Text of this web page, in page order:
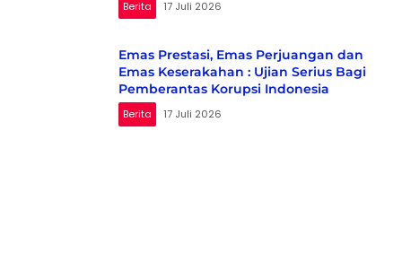
Berita 17 Juli 2026
Emas Prestasi, Emas Perjuangan dan
Emas Keserakahan : Ujian Serius Bagi
Pemberantas Korupsi Indonesia
Berita 17 Juli 2026